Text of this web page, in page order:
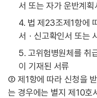
서 또는 자가 운반계획
4. 법 제23조제1항에
서ㆍ신고확인서 또는
5. 고위험병원체를 취
이 기재된 서류
② 제1항에 따라 신청을
는 경우에는 별지 제10호